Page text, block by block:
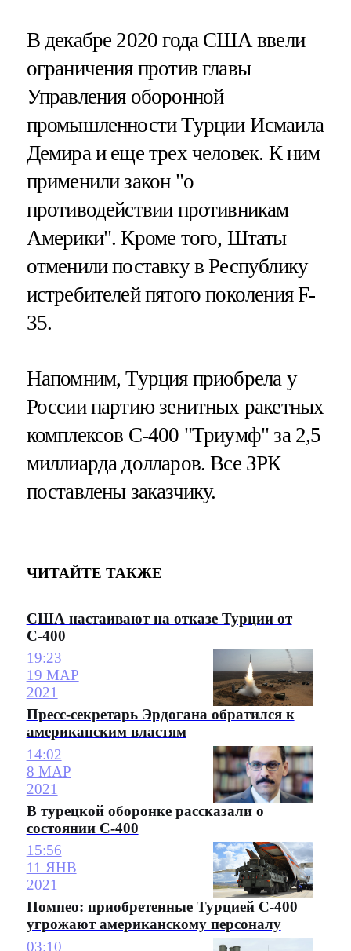
В декабре 2020 года США ввели
ограничения против главы
Управления оборонной
промышленности Турции Исмаила
Демира и еще трех человек. К ним
применили закон "о
противодействии противникам
Америки". Кроме того, Штаты
отменили поставку в Республику
истребителей пятого поколения F-
35.
Напомним, Турция приобрела у
России партию зенитных ракетных
комплексов С-400 "Триумф" за 2,5
миллиарда долларов. Все ЗРК
поставлены заказчику.
ЧИТАЙТЕ ТАКЖЕ
США настаивают на отказе Турции от
С-400
19:23
19 МАР
2021
Пресс-секретарь Эрдогана обратился к
американским властям
14:02
8 МАР
2021
В турецкой оборонке рассказали о
состоянии С-400
15:56
11 ЯНВ
2021
Помпео: приобретенные Турцией С-400
угрожают американскому персоналу
03:10